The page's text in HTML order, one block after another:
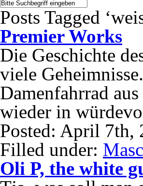
Posts Tagged
Premier Works
Die Geschichte
viele
Damenfahrrad
wieder in
Posted: April 7th,
Filled under:
Oli P, the white